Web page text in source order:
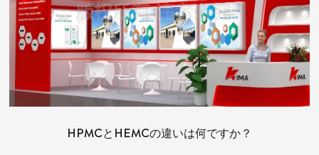
HPMCとHEMCの違いは何ですか？